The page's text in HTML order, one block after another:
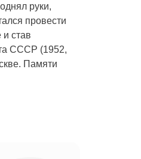
руки,
провести
став
СССР (1952,
Памяти